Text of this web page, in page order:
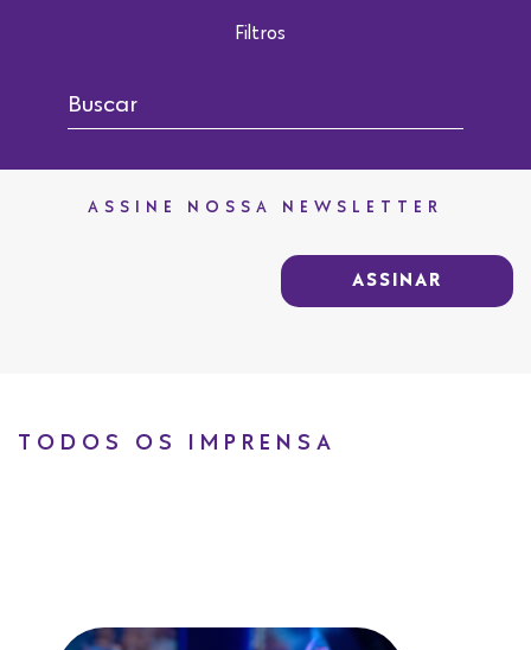
Filtros
ASSINE NOSSA NEWSLETTER
ASSINAR
TODOS OS IMPRENSA